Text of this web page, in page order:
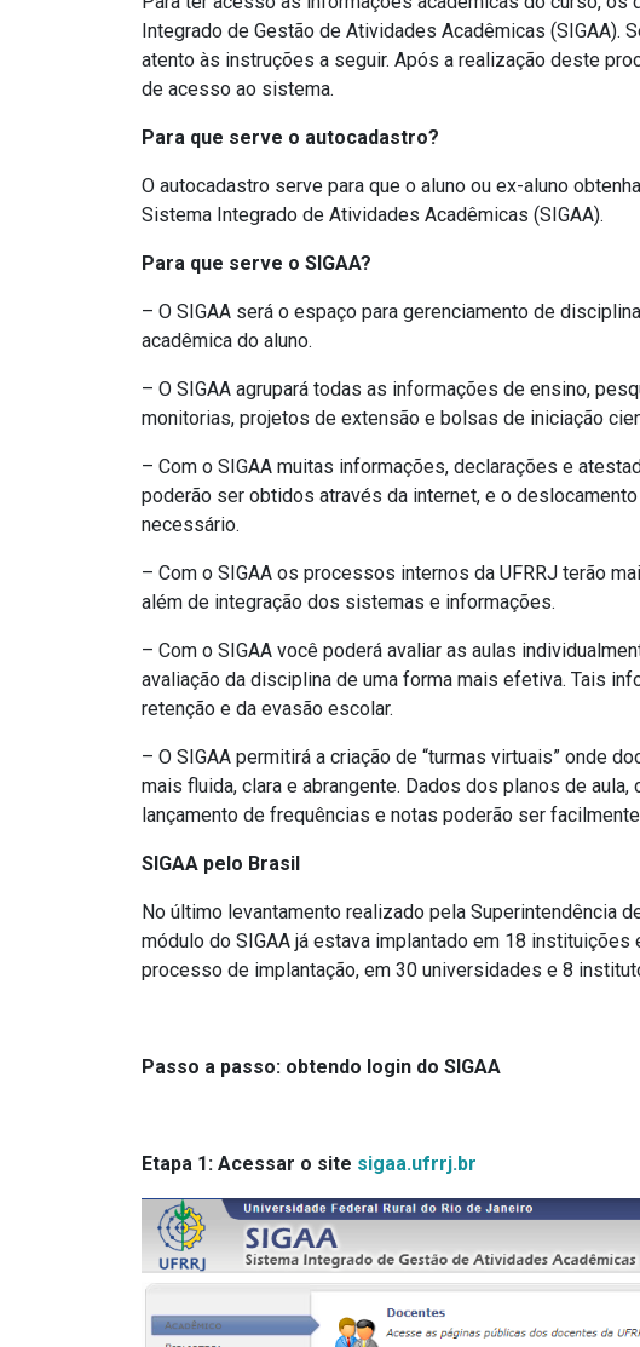
Integrado de Gestão de Atividades Acadêmicas (SIGAA).
atento às instruções a seguir. Após a realização deste
de acesso ao sistema.
Para que serve o autocadastro?
O autocadastro serve para que o aluno ou ex-aluno
Sistema Integrado de Atividades Acadêmicas (SIGAA).
Para que serve o SIGAA?
– O SIGAA será o espaço para gerenciamento de
acadêmica do aluno.
– O SIGAA agrupará todas as informações de ensino,
monitorias, projetos de extensão e bolsas de iniciação
– Com o SIGAA muitas informações, declarações e
poderão ser obtidos através da internet, e o
necessário.
– Com o SIGAA os processos internos da UFRRJ terão
além de integração dos sistemas e informações.
– Com o SIGAA você poderá avaliar as aulas
avaliação da disciplina de uma forma mais efetiva. Tais
retenção e da evasão escolar.
– O SIGAA permitirá a criação de “turmas virtuais” onde
mais fluida, clara e abrangente. Dados dos planos de
lançamento de frequências e notas poderão ser
SIGAA pelo Brasil
No último levantamento realizado pela Superintendência
módulo do SIGAA já estava implantado em 18
processo de implantação, em 30 universidades e 8
Passo a passo: obtendo login do SIGAA
Etapa 1: Acessar o site sigaa.ufrrj.br